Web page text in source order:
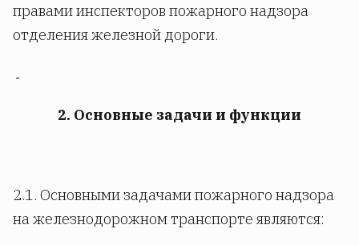
правами инспекторов пожарного надзора
отделения железной дороги.
2. Основные задачи и функции
2.1. Основными задачами пожарного надзора
на железнодорожном транспорте являются: